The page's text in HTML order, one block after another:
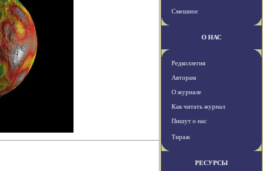
Смешное
О НАС
Редколлегия
Авторам
О журнале
Как читать журнал
Пишут о нас
Тираж
РЕСУРСЫ